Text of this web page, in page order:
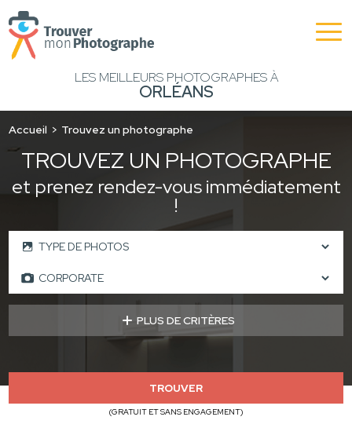
LES MEILLEURS PHOTOGRAPHES À
ORLÉANS
Accueil Trouvez un photographe
TROUVEZ UN PHOTOGRAPHE
et prenez rendez-vous immédiatement
!
PLUS DE CRITÈRES
TROUVER
(GRATUIT ET SANS ENGAGEMENT)